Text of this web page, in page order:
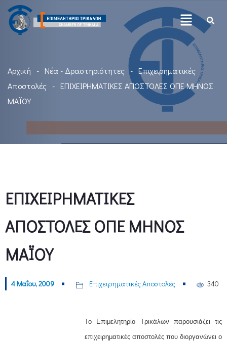
Αρχική Νέα - Δραστηριότητες
Επιχειρηματικές
Αποστολές
ΕΠΙΧΕΙΡΗΜΑΤΙΚΕΣ ΑΠΟΣΤΟΛΕΣ ΟΠΕ ΜΗΝΟΣ
MAΪOY
ΕΠΙΧΕΙΡΗΜΑΤΙΚΕΣ
ΑΠΟΣΤΟΛΕΣ ΟΠΕ ΜΗΝΟΣ
MAΪOY
4 Μαΐου, 2009 Επιχειρηματικές Αποστολές 340
Το Επιμελητηρίο Τρικάλων παρουσιάζει τις
επιχειρηματικές αποστολές που διοργανώνει ο